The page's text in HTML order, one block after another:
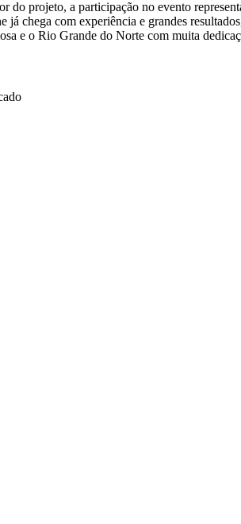
do projeto, a participação no evento
já chega com experiência e grandes
e o Rio Grande do Norte com muita